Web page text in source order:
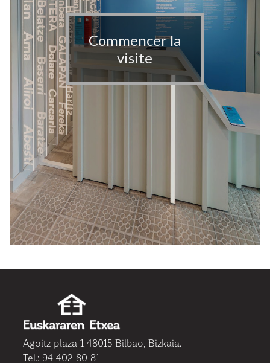
Agoitz plaza 1 48015 Bilbao, Bizkaia.
Tel.: 94 402 80 81